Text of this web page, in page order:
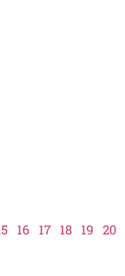
16 17 18 19 20